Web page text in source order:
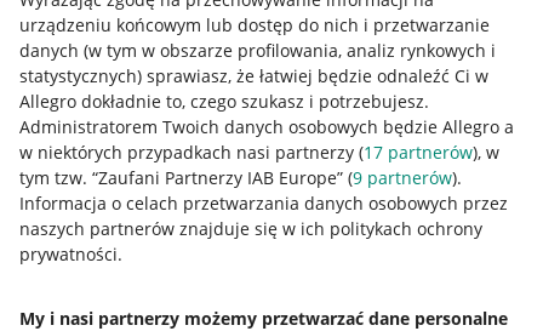
urządzeniu końcowym lub dostęp do nich i przetwarzanie
danych (w tym w obszarze profilowania, analiz rynkowych i
statystycznych) sprawiasz, że łatwiej będzie odnaleźć Ci w
Allegro dokładnie to, czego szukasz i potrzebujesz.
Administratorem Twoich danych osobowych będzie Allegro a
w niektórych przypadkach nasi partnerzy (17 partnerów), w
tym tzw. “Zaufani Partnerzy IAB Europe” (9 partnerów).
Informacja o celach przetwarzania danych osobowych przez
naszych partnerów znajduje się w ich politykach ochrony
prywatności.
My i nasi partnerzy możemy przetwarzać dane personalne
Przydatne informacje
Jak to działa